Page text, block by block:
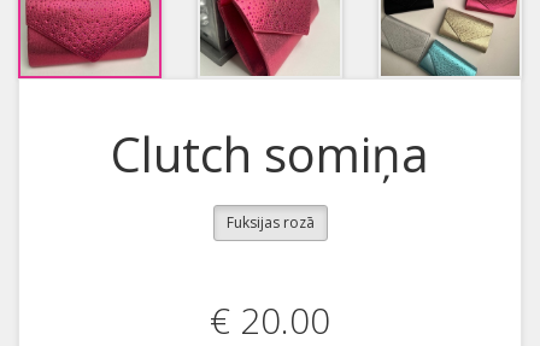
Clutch somiņa
Fuksijas rozā
€ 20.00